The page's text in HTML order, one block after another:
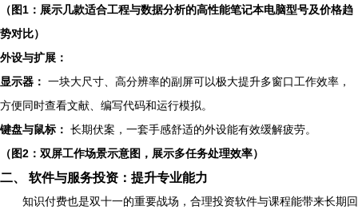
（图1：展示几款适合工程与数据分析的高性能笔记本电脑型号及价格趋
势对比）
外设与扩展：
显示器： 一块大尺寸、高分辨率的副屏可以极大提升多窗口工作效率，
方便同时查看文献、编写代码和运行模拟。
键盘与鼠标： 长期伏案，一套手感舒适的外设能有效缓解疲劳。
（图2：双屏工作场景示意图，展示多任务处理效率）
二、 软件与服务投资：提升专业能力
知识付费也是双十一的重要战场，合理投资软件与课程能带来长期回